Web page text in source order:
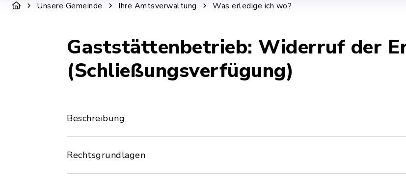
Unsere Gemeinde Ihre Amtsverwaltung Was erledige ich wo?
Gaststättenbetrieb: Widerruf der
(Schließungsverfügung)
Beschreibung
Rechtsgrundlagen